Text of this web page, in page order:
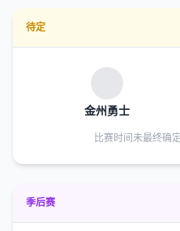
待定
金州勇士
比赛时间未最终确
季后赛